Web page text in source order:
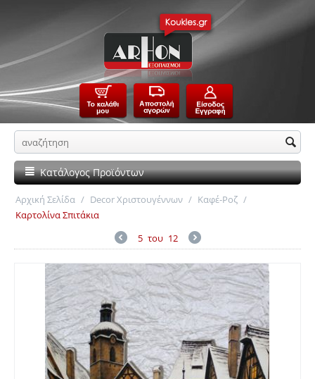
Κατάλογος Προϊόντων
Αρχική Σελίδα / Decor Χριστουγέννων / Καφέ-Ροζ /
Καρτολίνα Σπιτάκια
5 του 12